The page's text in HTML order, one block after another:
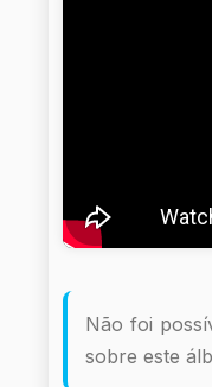
Não foi
sobre este